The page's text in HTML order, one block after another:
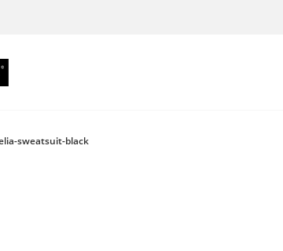
sweatsuit-black